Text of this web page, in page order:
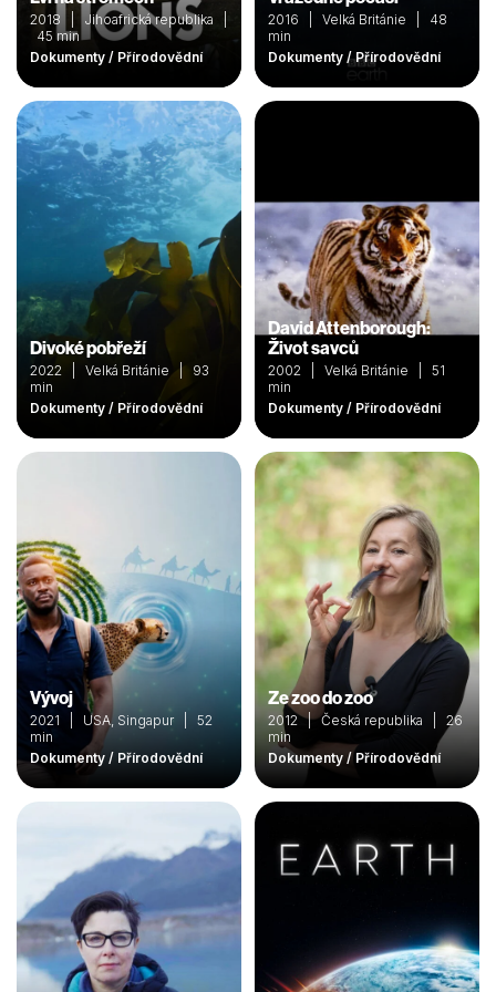
Celkem se tu daří 30 000 kusům orchidejí 16 druhů.
2018 | Jihoafrická republika |
45 min
Dokumenty / Přírodovědní
2016 | Velká Británie | 48
min
Dokumenty / Přírodovědní
Divoké pobřeží
2022 | Velká Británie | 93
min
Dokumenty / Přírodovědní
David Attenborough:
Život savců
2002 | Velká Británie | 51
min
Dokumenty / Přírodovědní
Vývoj
2021 | USA, Singapur | 52
min
Dokumenty / Přírodovědní
Ze zoo do zoo
2012 | Česká republika | 26
min
Dokumenty / Přírodovědní